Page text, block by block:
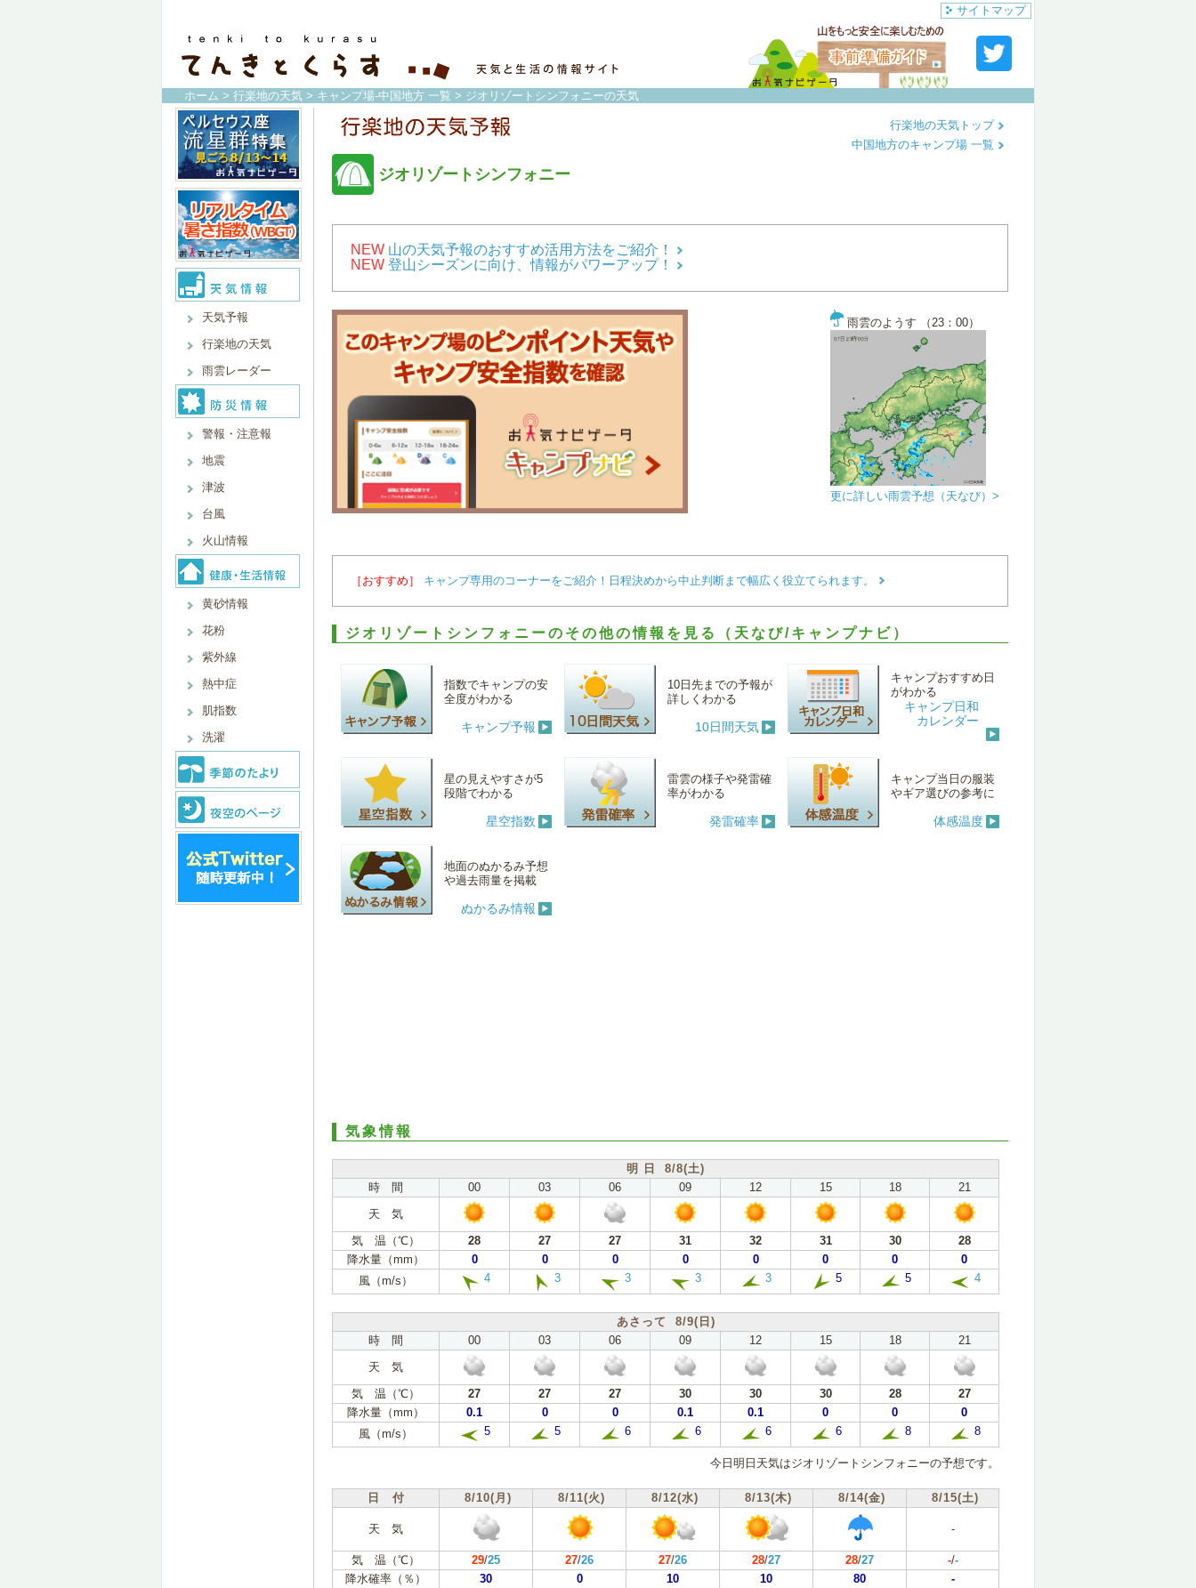
サイトマップ
ホーム > 行楽地の天気 > キャンプ場-中国地方 一覧 > ジオリゾートシンフォニーの天気
天気予報
行楽地の天気
雨雲レーダー
警報・注意報
地震
津波
台風
火山情報
黄砂情報
花粉
紫外線
熱中症
肌指数
洗濯
ジオリゾートシンフォニー
行楽地の天気トップ
中国地方のキャンプ場 一覧
NEW 山の天気予報のおすすめ活用方法をご紹介！
NEW 登山シーズンに向け、情報がパワーアップ！
雨雲のようす （23：00）
更に詳しい雨雲予想（天なび）>
［おすすめ］ キャンプ専用のコーナーをご紹介！日程決めから中止判断まで幅広く役立てられます。
ジオリゾートシンフォニーのその他の情報を見る（天なび/キャンプナビ）
指数でキャンプの安
全度がわかる
キャンプ予報
10日先までの予報が
詳しくわかる
10日間天気
キャンプおすすめ日
がわかる
キャンプ日和
カレンダー
星の見えやすさが5
段階でわかる
星空指数
雷雲の様子や発雷確
率がわかる
発雷確率
キャンプ当日の服装
やギア選びの参考に
体感温度
地面のぬかるみ予想
や過去雨量を掲載
ぬかるみ情報
気象情報
明 日 8/8(土)
時 間
00 03 06 09 12 15 18
21
天 気
気 温（℃）
28 27 27 31 32 31 30
28
降水量（mm）
0 0 0 0 0 0 0
0
風（m/s）
4 3 3 3 3 5 5 4
あさって 8/9(日)
時 間
00 03 06 09 12 15 18
21
天 気
気 温（℃）
27 27 27 30 30 30 28
27
降水量（mm）
0.1 0 0 0.1 0.1 0 0
0
風（m/s）
5 5 6 6 6 6 8 8
今日明日天気はジオリゾートシンフォニーの予想です。
日 付 8/10(月) 8/11(火) 8/12(水) 8/13(木) 8/14(金) 8/15(土)
天 気 -
気 温（℃） 29/25 27/26 27/26 28/27 28/27 -/-
降水確率（％）
30 0 10 10 80
-